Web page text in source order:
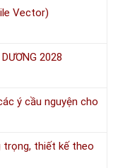
Vector)
2028
ý cầu nguyện cho
trọng, thiết kế theo